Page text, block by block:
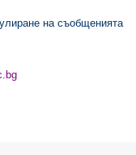
на съобщенията